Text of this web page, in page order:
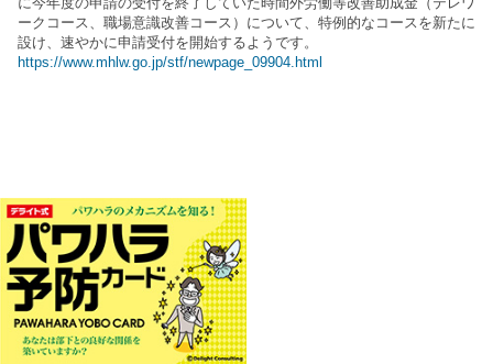
ークコース、職場意識改善コース）について、特例的なコースを新たに
設け、速やかに申請受付を開始するようです。
https://www.mhlw.go.jp/stf/newpage_09904.html